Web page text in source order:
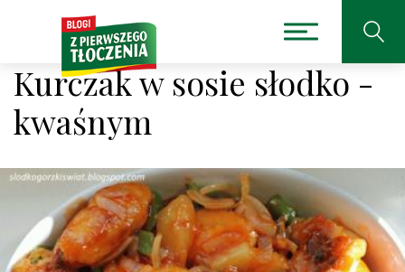
Kurczak w sosie słodko -
kwaśnym